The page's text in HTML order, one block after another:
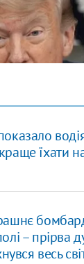
їхати
– прірва
весь